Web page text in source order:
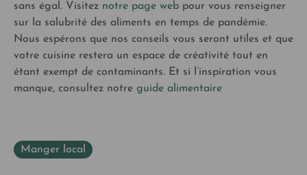
sans égal. Visitez notre page web pour vous renseigner
sur la salubrité des aliments en temps de pandémie.
Nous espérons que nos conseils vous seront utiles et que
votre cuisine restera un espace de créativité tout en
étant exempt de contaminants. Et si l’inspiration vous
manque, consultez notre guide alimentaire
Manger local